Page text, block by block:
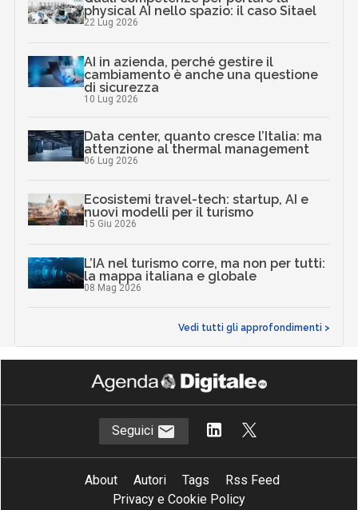
physical AI nello spazio: il caso Sitael
22 Lug 2026
AI in azienda, perché gestire il
cambiamento è anche una questione
di sicurezza
10 Lug 2026
Data center, quanto cresce l’Italia: ma
attenzione al thermal management
06 Lug 2026
Ecosistemi travel-tech: startup, AI e
nuovi modelli per il turismo
15 Giu 2026
L’IA nel turismo corre, ma non per tutti:
la mappa italiana e globale
08 Mag 2026
Vedi tutti gli approfondimenti >
Seguici
About Autori Tags
Rss Feed
Privacy e Cookie Policy